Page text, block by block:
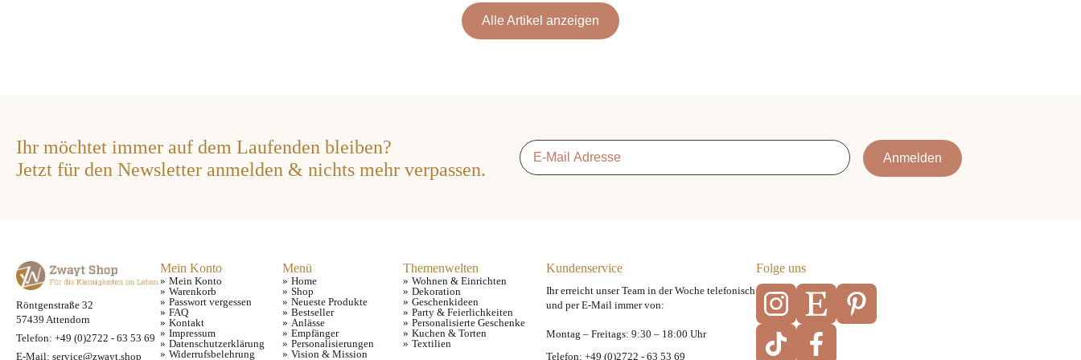
gewählt
werden
Alle Artikel anzeigen
Ihr möchtet immer auf dem Laufenden bleiben?
Jetzt für den Newsletter anmelden & nichts mehr verpassen.
Email
Anmelden
Röntgenstraße 32
57439 Attendorn
Telefon: +49 (0)2722 - 63 53 69
E-Mail: service@zwayt.shop
Mein Konto
Mein Konto
Warenkorb
Passwort vergessen
FAQ
Kontakt
Impressum
Datenschutzerklärung
Widerrufsbelehrung
Menü
Home
Shop
Neueste Produkte
Bestseller
Anlässe
Empfänger
Personalisierungen
Vision & Mission
Themenwelten
Wohnen & Einrichten
Dekoration
Geschenkideen
Party & Feierlichkeiten
Personalisierte Geschenke
Kuchen & Torten
Textilien
Kundenservice
Ihr erreicht unser Team in der Woche telefonisch
und per E-Mail immer von:
Montag – Freitags: 9:30 – 18:00 Uhr
Telefon: +49 (0)2722 - 63 53 69
Folge uns